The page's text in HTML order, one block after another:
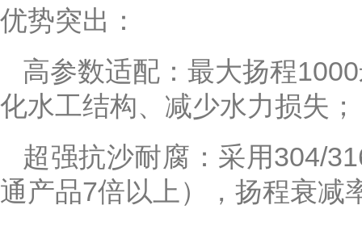
优势突出：
高参数适配：最大扬程
化水工结构、减少水力损失；
超强抗沙耐腐：采用304/
通产品7倍以上），扬程衰减